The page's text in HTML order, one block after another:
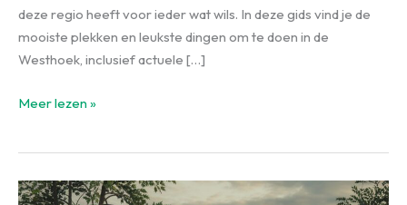
deze regio heeft voor ieder wat wils. In deze gids vind je de
mooiste plekken en leukste dingen om te doen in de
Westhoek, inclusief actuele […]
Wat
de
Meer lezen »